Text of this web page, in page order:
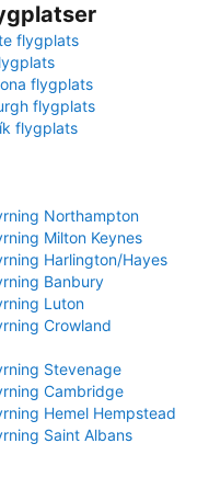
flygplats
flygplats
flygplats
flygplats
Northampton
Milton Keynes
Harlington/Hayes
Banbury
Luton
Crowland
Stevenage
Cambridge
Hemel Hempstead
Saint Albans